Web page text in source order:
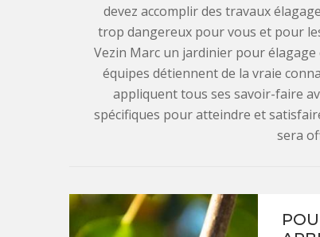
devez accomplir des travaux
trop dangereux pour vous et pour
Vezin Marc un jardinier pour élagage
équipes détiennent de la vraie
appliquent tous ses savoir-faire
spécifiques pour atteindre et
sera